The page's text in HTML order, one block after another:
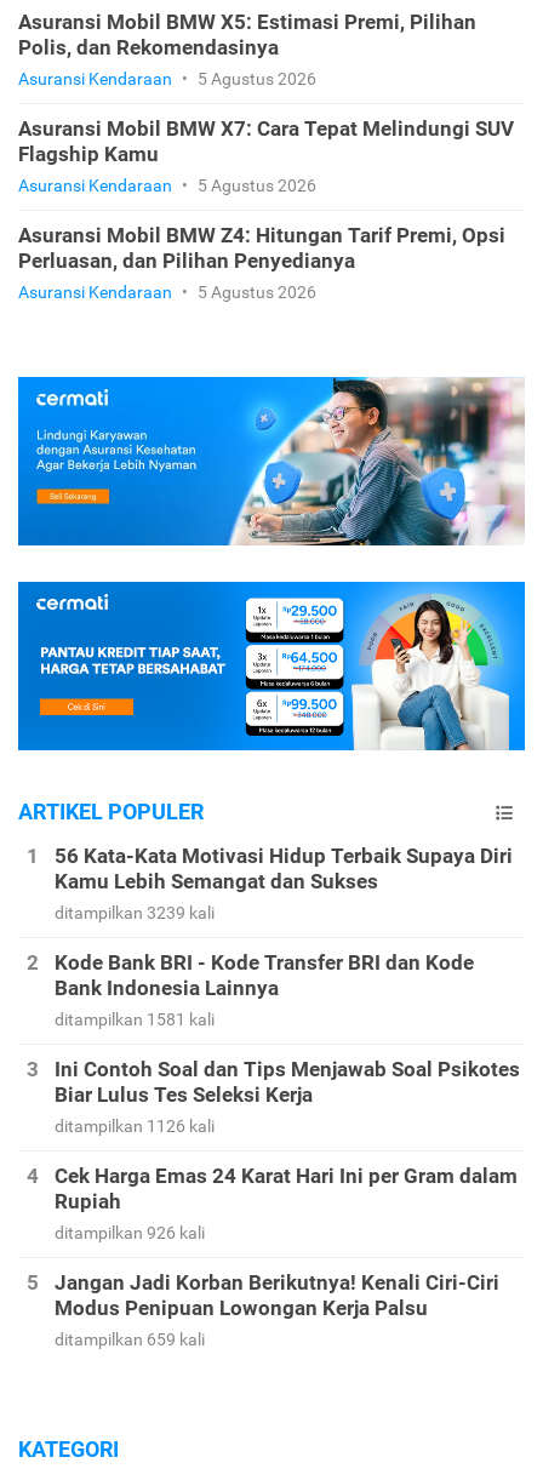
Asuransi Mobil BMW X5: Estimasi Premi, Pilihan
Polis, dan Rekomendasinya
Asuransi Kendaraan • 5 Agustus 2026
Asuransi Mobil BMW X7: Cara Tepat Melindungi SUV
Flagship Kamu
Asuransi Kendaraan • 5 Agustus 2026
Asuransi Mobil BMW Z4: Hitungan Tarif Premi, Opsi
Perluasan, dan Pilihan Penyedianya
Asuransi Kendaraan • 5 Agustus 2026
ARTIKEL POPULER
56 Kata-Kata Motivasi Hidup Terbaik Supaya Diri
Kamu Lebih Semangat dan Sukses
ditampilkan 3239 kali
Kode Bank BRI - Kode Transfer BRI dan Kode
Bank Indonesia Lainnya
ditampilkan 1581 kali
Ini Contoh Soal dan Tips Menjawab Soal Psikotes
Biar Lulus Tes Seleksi Kerja
ditampilkan 1126 kali
Cek Harga Emas 24 Karat Hari Ini per Gram dalam
Rupiah
ditampilkan 926 kali
Jangan Jadi Korban Berikutnya! Kenali Ciri-Ciri
Modus Penipuan Lowongan Kerja Palsu
ditampilkan 659 kali
KATEGORI